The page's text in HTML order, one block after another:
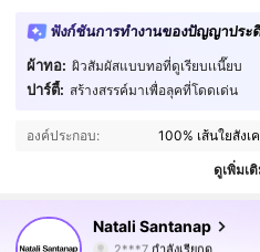
ฟังก์ชันการทำงานของปัญญาประ
ผ้าทอ: ผิวสัมผัสแบบทอที่ดูเรียบเเนี๊ยบ
ปาร์ตี้: สร้างสรรค์มาเพื่อลุคที่โดดเด่น
องค์ประกอบ: 100% เส้นใยสังเ
ดูเพิ่มเ
Natali Santanap
2.3K ผู้ติดตาม